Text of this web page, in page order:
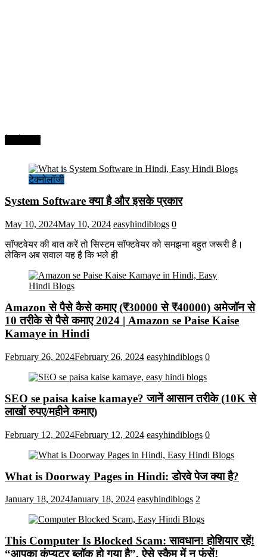
टेक्नोलॉजी
System Software क्या है और इसके प्रकार
May 10, 2024May 10, 2024 easyhindiblogs 0
सॉफ्टवेयर की बात करें तो सिस्टम सॉफ्टवेयर को समझना बहुत जरूरी है।
लेकिन अब सवाल यह है कि भले ही
Amazon से पैसे कैसे कमाए (₹30000 से ₹40000) अमेजॉन से
10 तरीके से पैसे कमाए 2024 | Amazon se Paise Kaise
Kamaye in Hindi
February 26, 2024February 26, 2024 easyhindiblogs 0
SEO se paisa kaise kamaye? जानें आसान तरीके (10K से
लाखों रुपए/महीने कमाए)
February 12, 2024February 12, 2024 easyhindiblogs 0
What is Doorway Pages in Hindi: डोरवे पेज क्या है?
January 18, 2024January 18, 2024 easyhindiblogs 2
This Computer Is Blocked Scam: सावधान! होशियार रहें!
“आपका कंप्यूटर ब्लॉक हो गया है”, ऐसे स्कैम में न फंसें!